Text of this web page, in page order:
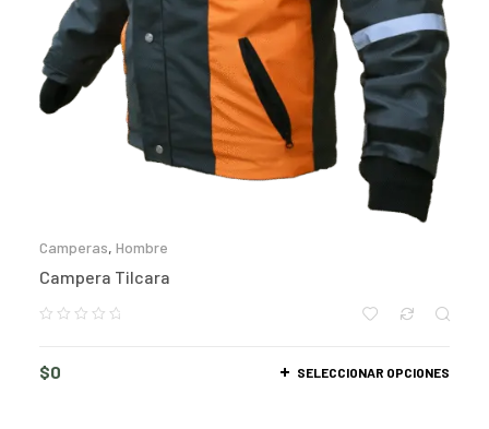
Camperas, Hombre
Campera Tilcara
$0 SELECCIONAR OPCIONES